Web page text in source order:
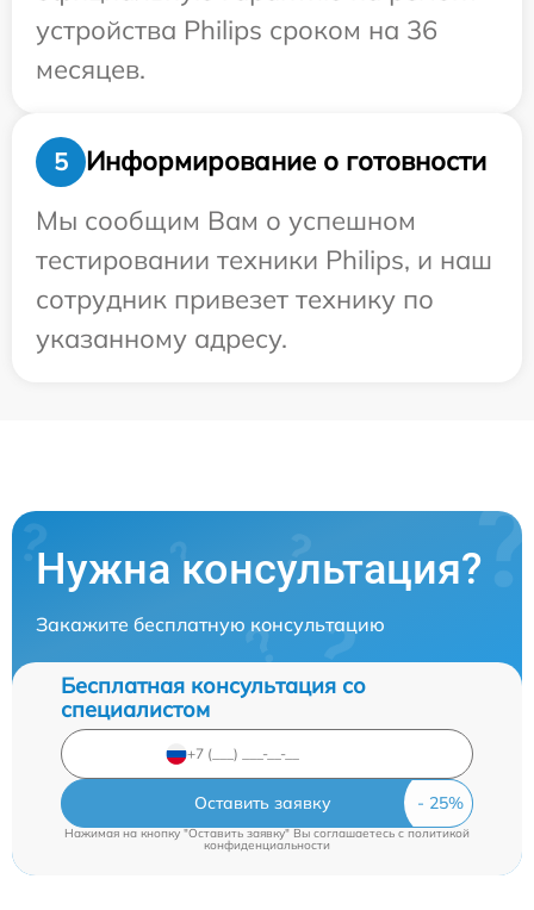
устройства Philips сроком на 36
месяцев.
5
Информирование о готовности
Мы сообщим Вам о успешном
тестировании техники Philips, и наш
сотрудник привезет технику по
указанному адресу.
Нужна консультация?
Закажите бесплатную консультацию
Бесплатная консультация со
специалистом
Оставить заявку
Нажимая на кнопку "Оставить заявку" Вы соглашаетесь cполитикой
конфиденциальности